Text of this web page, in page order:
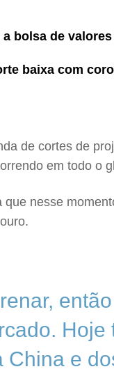
bolsa de
baixa com
de cortes de
em todo o
nesse
Hoje
e